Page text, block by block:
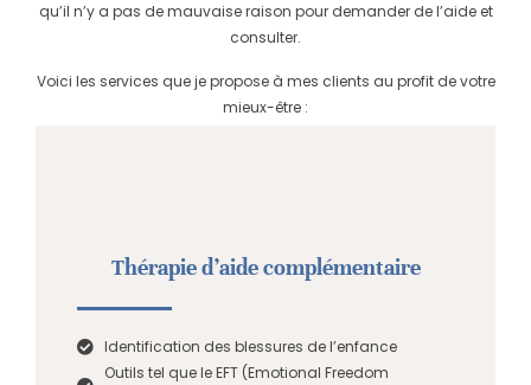
qu’il n’y a pas de mauvaise raison pour demander de l’aide et
consulter.
Voici les services que je propose à mes clients au profit de votre
mieux-être :
Thérapie d’aide complémentaire
Identification des blessures de l’enfance
Outils tel que le EFT (Emotional Freedom